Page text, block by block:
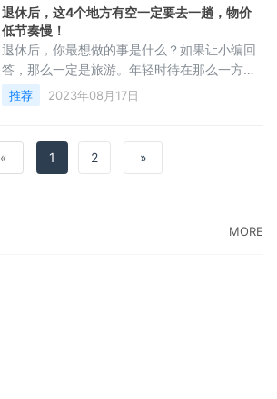
情怀，在一个没有喧嚣的地方让自己如释重
负，然后在重整出发，也不失为一种好的选
择。今天，就让我们一起来盘一盘我国最美的
6个古镇，去过一个都是人间值得，快来看看
你们去过几个了呢？一、西塘-【浙江省嘉兴市
嘉
退休后，这4个地方有空一定要去一趟，物价
低节奏慢！
退休后，你最想做的事是什么？如果让小编回
答，那么一定是旅游。年轻时待在那么一方天
地，日复一日的工作，让本该多彩的生活变得
单一，祖国那么大，而我又了解她多少？忙碌
的美景，值得你去追逐。今天就来看看友艇君
介绍的这4个值得退休后去旅游的地方吧。江
水墨画般的徽派古建筑周围有鲜花簇拥着，
推荐 2023年08月17日
« 1 2 »
MORE